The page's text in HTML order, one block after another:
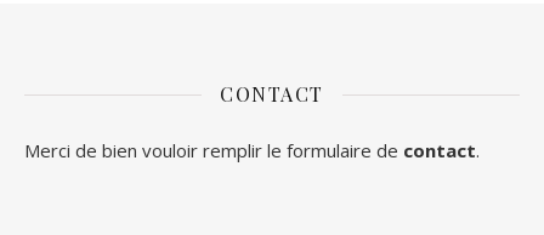
CONTACT
Merci de bien vouloir remplir le formulaire de contact.